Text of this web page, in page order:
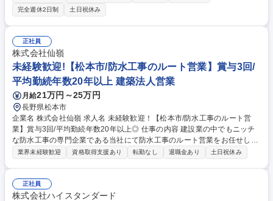
においてプロフェッショナルを目指せる環境です！ 【具体的には】◆各種
建設プロジェクトにおける進行管理◆工事スタッフ管理◆作業計画・必要
書類の作成などの事務業務※案件受注割合：既存9割/新規1割と安定的な
案件獲得をしています※施工対象：病院/学校/庁舎/駅舎/工場/商業施設/マ
ンション/ビル【教育】本社にて1週間研修後(状況に応じて延長あり)、教
育担当の先輩が付き、OJTでフォローします。【補足】ハラスメント窓口
設置済み企業/社外人事による定期面談の実施 募集職種 沖縄【施工管理】/
未経験・第二新卒歓迎/住宅手当あり/年休125日/土日祝休み
完全週休2日制
土日祝休み
正社員
株式会社仙嶺
未経験歓迎!【松本市/防水工事のルート営業】賞与3回/
平均勤続年数20年以上 建築法人営業
月給21万円～25万円
長野県松本市
企業名 株式会社仙嶺 求人名 未経験歓迎！【松本市/防水工事のルート営
業】賞与3回/平均勤続年数20年以上◎ 仕事の内容 建設業の中でもニッチ
な防水工事の専門企業である当社にて防水工事のルート営業をお任せしま
す。定着率が高く、中堅～ベテラン社員が多いため、じっくり時間をかけ
材料発注の指示 ■安全協議会への参加 【担当エリア】既存顧客への営業が
中心です。長野県内が中心ですが、県外に出張することもあります。宿泊
業界未経験歓迎 資格取得支援あり 転勤なし 退職金あり 土日祝休み
正社員
株式会社ハイスタンダード